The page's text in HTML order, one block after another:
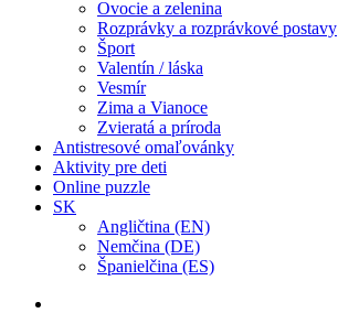
Ovocie a zelenina
Rozprávky a rozprávkové postavy
Šport
Valentín / láska
Vesmír
Zima a Vianoce
Zvieratá a príroda
Antistresové omaľovánky
Aktivity pre deti
Online puzzle
SK
Angličtina (EN)
Nemčina (DE)
Španielčina (ES)